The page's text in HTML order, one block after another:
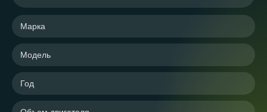
Марка
Модель
Год